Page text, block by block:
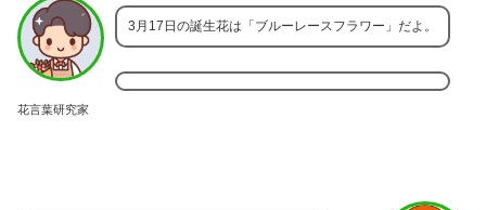
花言葉研究家
3月17日の誕生花は「ブルーレースフラワー」だよ。